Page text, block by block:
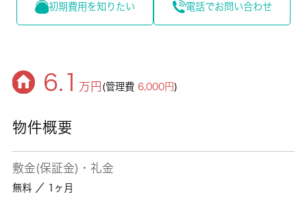
初期費用を知りたい 電話でお問い合わせ
6.1 万円 (管理費 6,000円)
物件概要
敷金(保証金)・礼金
無料 ／ 1ヶ月